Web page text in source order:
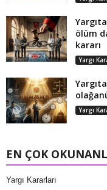
ölüm
kararı
Yargı
Yargı
EN ÇOK
Yargı Kararları